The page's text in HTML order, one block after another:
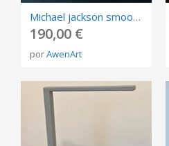
Michael jackson smooth criminal
190,00 €
porAwenArt